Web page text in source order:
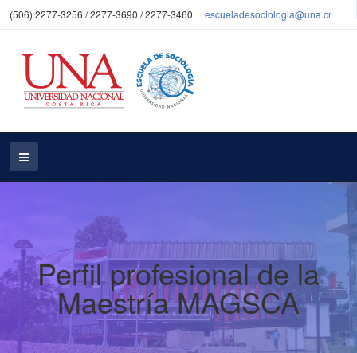
(506) 2277-3256 / 2277-3690 / 2277-3460 escueladesociologia@una.cr
Perfil profesional de la
Maestría MAGSCA